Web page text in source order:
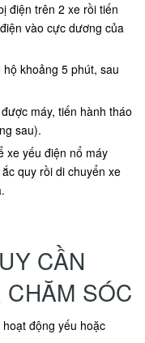
điện trên 2 xe rồi tiến
vào cực dương của
khoảng 5 phút, sau
máy, tiến hành tháo
sau).
xe yếu điện nổ máy
quy rồi di chuyển xe
CẦN
SÓC
động yếu hoặc